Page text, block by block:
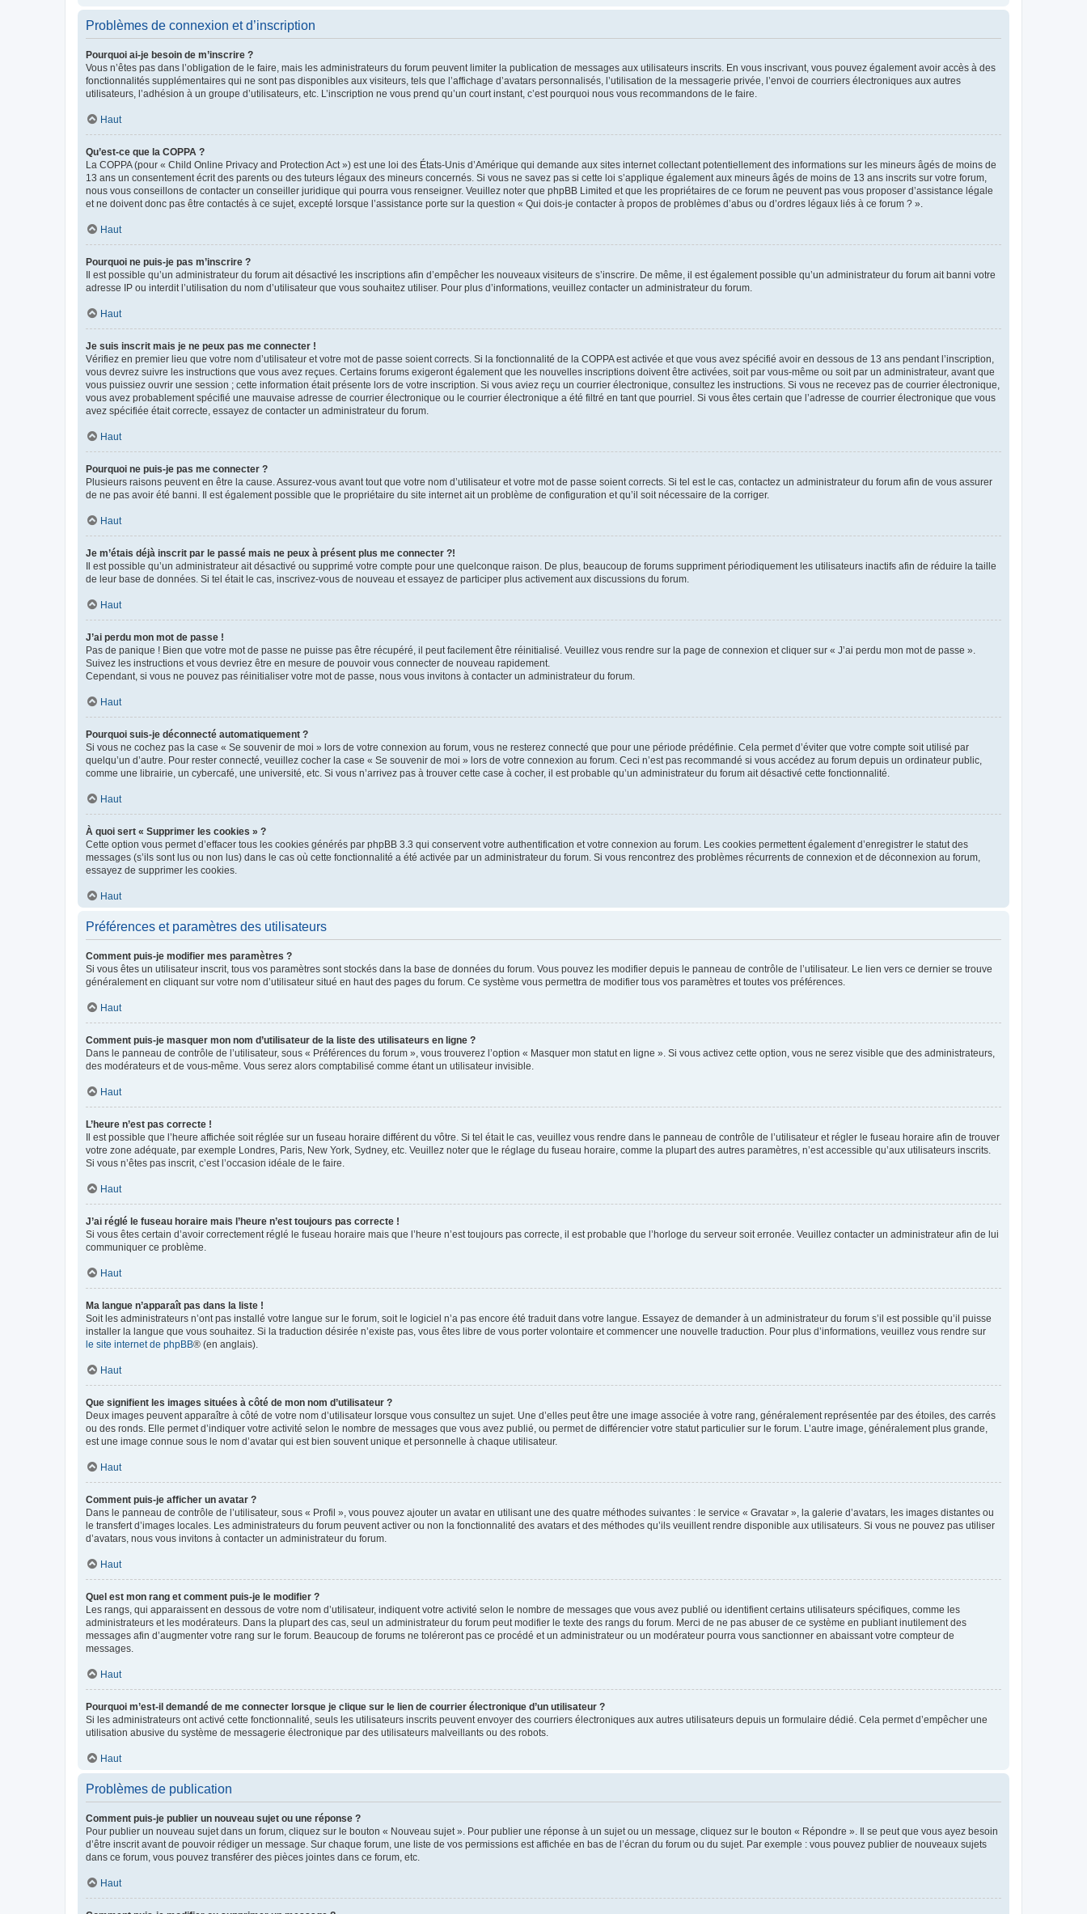
Problèmes de connexion et d’inscription
Pourquoi ai-je besoin de m’inscrire ?
Vous n’êtes pas dans l’obligation de le faire, mais les administrateurs du forum peuvent limiter la publication de messages aux utilisateurs inscrits. En vous inscrivant, vous pouvez également avoir accès à des
fonctionnalités supplémentaires qui ne sont pas disponibles aux visiteurs, tels que l’affichage d’avatars personnalisés, l’utilisation de la messagerie privée, l’envoi de courriers électroniques aux autres
utilisateurs, l’adhésion à un groupe d’utilisateurs, etc. L’inscription ne vous prend qu’un court instant, c’est pourquoi nous vous recommandons de le faire.
Haut
Qu’est-ce que la COPPA ?
La COPPA (pour « Child Online Privacy and Protection Act ») est une loi des États-Unis d’Amérique qui demande aux sites internet collectant potentiellement des informations sur les mineurs âgés de moins de
13 ans un consentement écrit des parents ou des tuteurs légaux des mineurs concernés. Si vous ne savez pas si cette loi s’applique également aux mineurs âgés de moins de 13 ans inscrits sur votre forum,
nous vous conseillons de contacter un conseiller juridique qui pourra vous renseigner. Veuillez noter que phpBB Limited et que les propriétaires de ce forum ne peuvent pas vous proposer d’assistance légale
et ne doivent donc pas être contactés à ce sujet, excepté lorsque l’assistance porte sur la question « Qui dois-je contacter à propos de problèmes d’abus ou d’ordres légaux liés à ce forum ? ».
Haut
Pourquoi ne puis-je pas m’inscrire ?
Il est possible qu’un administrateur du forum ait désactivé les inscriptions afin d’empêcher les nouveaux visiteurs de s’inscrire. De même, il est également possible qu’un administrateur du forum ait banni votre
adresse IP ou interdit l’utilisation du nom d’utilisateur que vous souhaitez utiliser. Pour plus d’informations, veuillez contacter un administrateur du forum.
Haut
Je suis inscrit mais je ne peux pas me connecter !
Vérifiez en premier lieu que votre nom d’utilisateur et votre mot de passe soient corrects. Si la fonctionnalité de la COPPA est activée et que vous avez spécifié avoir en dessous de 13 ans pendant l’inscription,
vous devrez suivre les instructions que vous avez reçues. Certains forums exigeront également que les nouvelles inscriptions doivent être activées, soit par vous-même ou soit par un administrateur, avant que
vous puissiez ouvrir une session ; cette information était présente lors de votre inscription. Si vous aviez reçu un courrier électronique, consultez les instructions. Si vous ne recevez pas de courrier électronique,
vous avez probablement spécifié une mauvaise adresse de courrier électronique ou le courrier électronique a été filtré en tant que pourriel. Si vous êtes certain que l’adresse de courrier électronique que vous
avez spécifiée était correcte, essayez de contacter un administrateur du forum.
Haut
Pourquoi ne puis-je pas me connecter ?
Plusieurs raisons peuvent en être la cause. Assurez-vous avant tout que votre nom d’utilisateur et votre mot de passe soient corrects. Si tel est le cas, contactez un administrateur du forum afin de vous assurer
de ne pas avoir été banni. Il est également possible que le propriétaire du site internet ait un problème de configuration et qu’il soit nécessaire de la corriger.
Haut
Je m’étais déjà inscrit par le passé mais ne peux à présent plus me connecter ?!
Il est possible qu’un administrateur ait désactivé ou supprimé votre compte pour une quelconque raison. De plus, beaucoup de forums suppriment périodiquement les utilisateurs inactifs afin de réduire la taille
de leur base de données. Si tel était le cas, inscrivez-vous de nouveau et essayez de participer plus activement aux discussions du forum.
Haut
J’ai perdu mon mot de passe !
Pas de panique ! Bien que votre mot de passe ne puisse pas être récupéré, il peut facilement être réinitialisé. Veuillez vous rendre sur la page de connexion et cliquer sur « J’ai perdu mon mot de passe ».
Suivez les instructions et vous devriez être en mesure de pouvoir vous connecter de nouveau rapidement.
Cependant, si vous ne pouvez pas réinitialiser votre mot de passe, nous vous invitons à contacter un administrateur du forum.
Haut
Pourquoi suis-je déconnecté automatiquement ?
Si vous ne cochez pas la case « Se souvenir de moi » lors de votre connexion au forum, vous ne resterez connecté que pour une période prédéfinie. Cela permet d’éviter que votre compte soit utilisé par
quelqu’un d’autre. Pour rester connecté, veuillez cocher la case « Se souvenir de moi » lors de votre connexion au forum. Ceci n’est pas recommandé si vous accédez au forum depuis un ordinateur public,
comme une librairie, un cybercafé, une université, etc. Si vous n’arrivez pas à trouver cette case à cocher, il est probable qu’un administrateur du forum ait désactivé cette fonctionnalité.
Haut
À quoi sert « Supprimer les cookies » ?
Cette option vous permet d’effacer tous les cookies générés par phpBB 3.3 qui conservent votre authentification et votre connexion au forum. Les cookies permettent également d’enregistrer le statut des
messages (s’ils sont lus ou non lus) dans le cas où cette fonctionnalité a été activée par un administrateur du forum. Si vous rencontrez des problèmes récurrents de connexion et de déconnexion au forum,
essayez de supprimer les cookies.
Haut
Préférences et paramètres des utilisateurs
Comment puis-je modifier mes paramètres ?
Si vous êtes un utilisateur inscrit, tous vos paramètres sont stockés dans la base de données du forum. Vous pouvez les modifier depuis le panneau de contrôle de l’utilisateur. Le lien vers ce dernier se trouve
généralement en cliquant sur votre nom d’utilisateur situé en haut des pages du forum. Ce système vous permettra de modifier tous vos paramètres et toutes vos préférences.
Haut
Comment puis-je masquer mon nom d’utilisateur de la liste des utilisateurs en ligne ?
Dans le panneau de contrôle de l’utilisateur, sous « Préférences du forum », vous trouverez l’option « Masquer mon statut en ligne ». Si vous activez cette option, vous ne serez visible que des administrateurs,
des modérateurs et de vous-même. Vous serez alors comptabilisé comme étant un utilisateur invisible.
Haut
L’heure n’est pas correcte !
Il est possible que l’heure affichée soit réglée sur un fuseau horaire différent du vôtre. Si tel était le cas, veuillez vous rendre dans le panneau de contrôle de l’utilisateur et régler le fuseau horaire afin de trouver
votre zone adéquate, par exemple Londres, Paris, New York, Sydney, etc. Veuillez noter que le réglage du fuseau horaire, comme la plupart des autres paramètres, n’est accessible qu’aux utilisateurs inscrits.
Si vous n’êtes pas inscrit, c’est l’occasion idéale de le faire.
Haut
J’ai réglé le fuseau horaire mais l’heure n’est toujours pas correcte !
Si vous êtes certain d’avoir correctement réglé le fuseau horaire mais que l’heure n’est toujours pas correcte, il est probable que l’horloge du serveur soit erronée. Veuillez contacter un administrateur afin de lui
communiquer ce problème.
Haut
Ma langue n’apparaît pas dans la liste !
Soit les administrateurs n’ont pas installé votre langue sur le forum, soit le logiciel n’a pas encore été traduit dans votre langue. Essayez de demander à un administrateur du forum s’il est possible qu’il puisse
installer la langue que vous souhaitez. Si la traduction désirée n’existe pas, vous êtes libre de vous porter volontaire et commencer une nouvelle traduction. Pour plus d’informations, veuillez vous rendre sur
le site internet de phpBB® (en anglais).
Haut
Que signifient les images situées à côté de mon nom d’utilisateur ?
Deux images peuvent apparaître à côté de votre nom d’utilisateur lorsque vous consultez un sujet. Une d’elles peut être une image associée à votre rang, généralement représentée par des étoiles, des carrés
ou des ronds. Elle permet d’indiquer votre activité selon le nombre de messages que vous avez publié, ou permet de différencier votre statut particulier sur le forum. L’autre image, généralement plus grande,
est une image connue sous le nom d’avatar qui est bien souvent unique et personnelle à chaque utilisateur.
Haut
Comment puis-je afficher un avatar ?
Dans le panneau de contrôle de l’utilisateur, sous « Profil », vous pouvez ajouter un avatar en utilisant une des quatre méthodes suivantes : le service « Gravatar », la galerie d’avatars, les images distantes ou
le transfert d’images locales. Les administrateurs du forum peuvent activer ou non la fonctionnalité des avatars et des méthodes qu’ils veuillent rendre disponible aux utilisateurs. Si vous ne pouvez pas utiliser
d’avatars, nous vous invitons à contacter un administrateur du forum.
Haut
Quel est mon rang et comment puis-je le modifier ?
Les rangs, qui apparaissent en dessous de votre nom d’utilisateur, indiquent votre activité selon le nombre de messages que vous avez publié ou identifient certains utilisateurs spécifiques, comme les
administrateurs et les modérateurs. Dans la plupart des cas, seul un administrateur du forum peut modifier le texte des rangs du forum. Merci de ne pas abuser de ce système en publiant inutilement des
messages afin d’augmenter votre rang sur le forum. Beaucoup de forums ne toléreront pas ce procédé et un administrateur ou un modérateur pourra vous sanctionner en abaissant votre compteur de
messages.
Haut
Pourquoi m’est-il demandé de me connecter lorsque je clique sur le lien de courrier électronique d’un utilisateur ?
Si les administrateurs ont activé cette fonctionnalité, seuls les utilisateurs inscrits peuvent envoyer des courriers électroniques aux autres utilisateurs depuis un formulaire dédié. Cela permet d’empêcher une
utilisation abusive du système de messagerie électronique par des utilisateurs malveillants ou des robots.
Haut
Problèmes de publication
Comment puis-je publier un nouveau sujet ou une réponse ?
Pour publier un nouveau sujet dans un forum, cliquez sur le bouton « Nouveau sujet ». Pour publier une réponse à un sujet ou un message, cliquez sur le bouton « Répondre ». Il se peut que vous ayez besoin
d’être inscrit avant de pouvoir rédiger un message. Sur chaque forum, une liste de vos permissions est affichée en bas de l’écran du forum ou du sujet. Par exemple : vous pouvez publier de nouveaux sujets
dans ce forum, vous pouvez transférer des pièces jointes dans ce forum, etc.
Haut